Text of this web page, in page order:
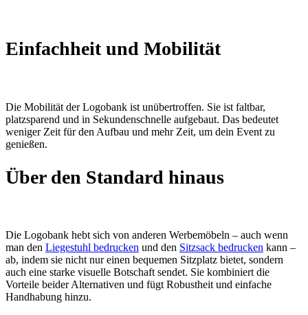
Einfachheit und Mobilität
Die Mobilität der Logobank ist unübertroffen. Sie ist faltbar,
platzsparend und in Sekundenschnelle aufgebaut. Das bedeutet
weniger Zeit für den Aufbau und mehr Zeit, um dein Event zu
genießen.
Über den Standard hinaus
Die Logobank hebt sich von anderen Werbemöbeln – auch wenn
man den Liegestuhl bedrucken und den Sitzsack bedrucken kann –
ab, indem sie nicht nur einen bequemen Sitzplatz bietet, sondern
auch eine starke visuelle Botschaft sendet. Sie kombiniert die
Vorteile beider Alternativen und fügt Robustheit und einfache
Handhabung hinzu.